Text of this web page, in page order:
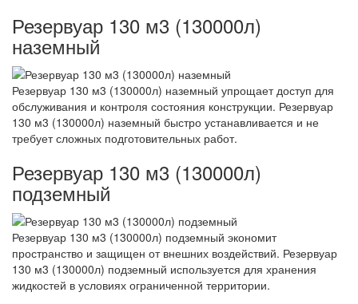
Резервуар 130 м3 (130000л)
наземный
Резервуар 130 м3 (130000л) наземный упрощает доступ для
обслуживания и контроля состояния конструкции. Резервуар
130 м3 (130000л) наземный быстро устанавливается и не
требует сложных подготовительных работ.
Резервуар 130 м3 (130000л)
подземный
Резервуар 130 м3 (130000л) подземный экономит
пространство и защищен от внешних воздействий. Резервуар
130 м3 (130000л) подземный используется для хранения
жидкостей в условиях ограниченной территории.